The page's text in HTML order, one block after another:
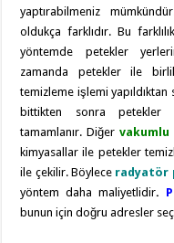
yaptırabilmeniz
oldukça farklıdır. Bu
yöntemde petekler
zamanda petekler ile
temizleme işlemi yapıldıktan
bittikten sonra petekler
tamamlanır. Diğervakumlu
kimyasallar ile petekler
ile çekilir. Böylece radyatör
yöntem daha maliyetlidir.
bunun için doğru adresler